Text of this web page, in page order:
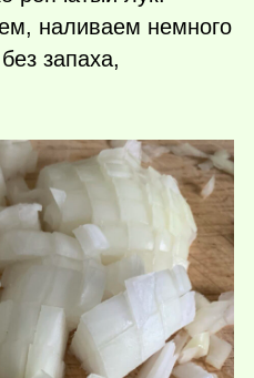
наливаем немного
запаха,